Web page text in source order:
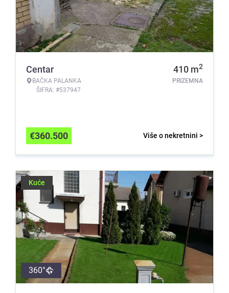
Centar
BAČKA PALANKA
ŠIFRA: #537947
410 m2
PRIZEMNA
Više o nekretnini >
€360.500
Kuće
360°